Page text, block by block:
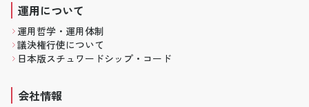
運用について
運用哲学・運用体制
議決権行使について
日本版スチュワードシップ・コード
会社情報